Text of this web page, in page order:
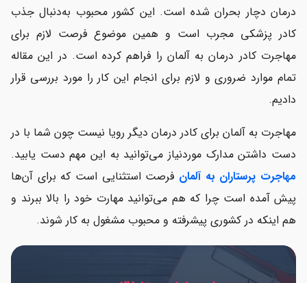
درمان دچار بحران شده است. این کشور محبوب به‌دنبال جذب
کادر پزشکی مجرب است و همین موضوع فرصت لازم برای
مهاجرت کادر درمان به آلمان را فراهم کرده است. در این مقاله
تمام موارد ضروری و لازم برای انجام این کار را مورد بررسی قرار
دادیم.
مهاجرت به آلمان برای کادر درمان دیگر رویا نیست چون شما با در
دست داشتن مدارک موردنیاز می‌توانید به این مهم دست یابید.
مهاجرت پرستاران به آلمان فرصت استثنایی است که برای آن‌ها
پیش آمده است چرا که هم می‌توانید مهارت خود را بالا ببرند و
هم اینکه در کشوری پیشرفته و محبوب مشغول به کار شوند.